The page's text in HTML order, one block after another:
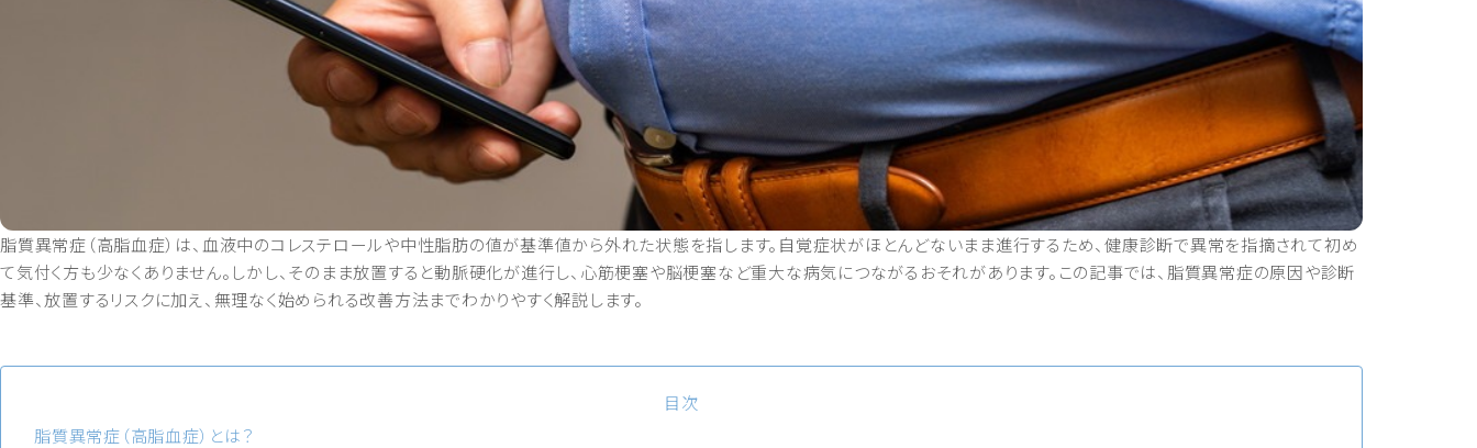
脂質異常症（高脂血症）は、血液中のコレステロールや中性脂肪の値が基準値から外れた状態を指します。自覚症状がほとんどないまま進行するため、健康診断で異常を指摘されて初め
て気付く方も少なくありません。しかし、そのまま放置すると動脈硬化が進行し、心筋梗塞や脳梗塞など重大な病気につながるおそれがあります。この記事では、脂質異常症の原因や診断
基準、放置するリスクに加え、無理なく始められる改善方法までわかりやすく解説します。
目次
脂質異常症（高脂血症）とは？